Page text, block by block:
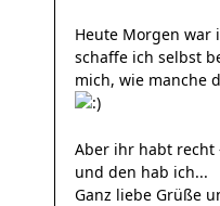
Heute Morgen war
schaffe ich selbst
mich, wie manche
Aber ihr habt recht
und den hab ich...
Ganz liebe Grüße